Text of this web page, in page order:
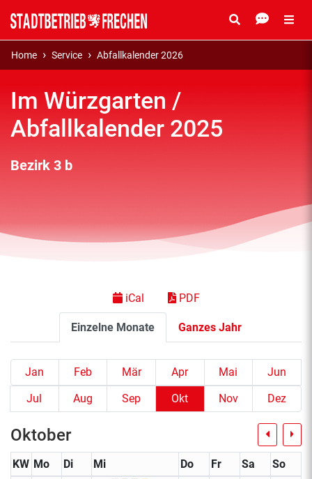
Home Service Abfallkalender 2026
Im Würzgarten /
Abfallkalender 2025
Bezirk 3 b
Einzelne Monate Ganzes Jahr
iCal PDF
Jan Feb Mär Apr Mai
Jun
Jul
Aug Sep Okt Nov Dez
Oktober
KW Mo Di Mi Do Fr Sa So